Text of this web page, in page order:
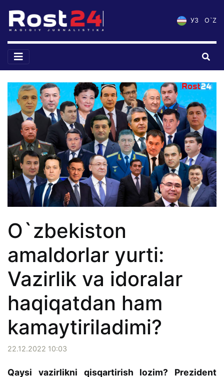
УЗ O`Z
O`zbekiston
amaldorlar yurti:
Vazirlik va idoralar
haqiqatdan ham
kamaytiriladimi?
22.12.2022 10:03
Qaysi vazirlikni qisqartirish lozim? Prezident